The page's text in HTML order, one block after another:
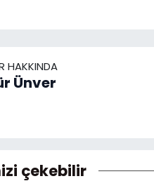
HAKKINDA
Ünver
çekebilir